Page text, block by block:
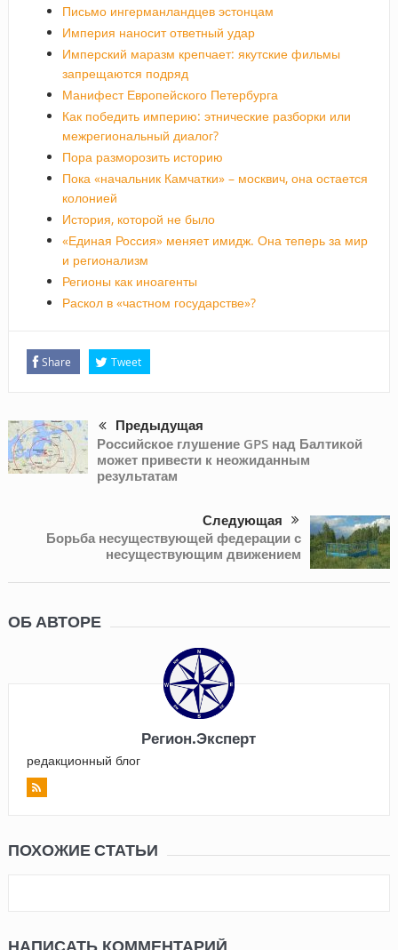
Письмо ингерманландцев эстонцам
Империя наносит ответный удар
Имперский маразм крепчает: якутские фильмы
запрещаются подряд
Манифест Европейского Петербурга
Как победить империю: этнические разборки или
межрегиональный диалог?
Пора разморозить историю
Пока «начальник Камчатки» – москвич, она остается
колонией
История, которой не было
«Единая Россия» меняет имидж. Она теперь за мир
и регионализм
Регионы как иноагенты
Раскол в «частном государстве»?
Share Tweet
Предыдущая
Российское глушение GPS над Балтикой
может привести к неожиданным
результатам
Следующая
Борьба несуществующей федерации с
несуществующим движением
ОБ АВТОРЕ
Регион.Эксперт
редакционный блог
ПОХОЖИЕ СТАТЬИ